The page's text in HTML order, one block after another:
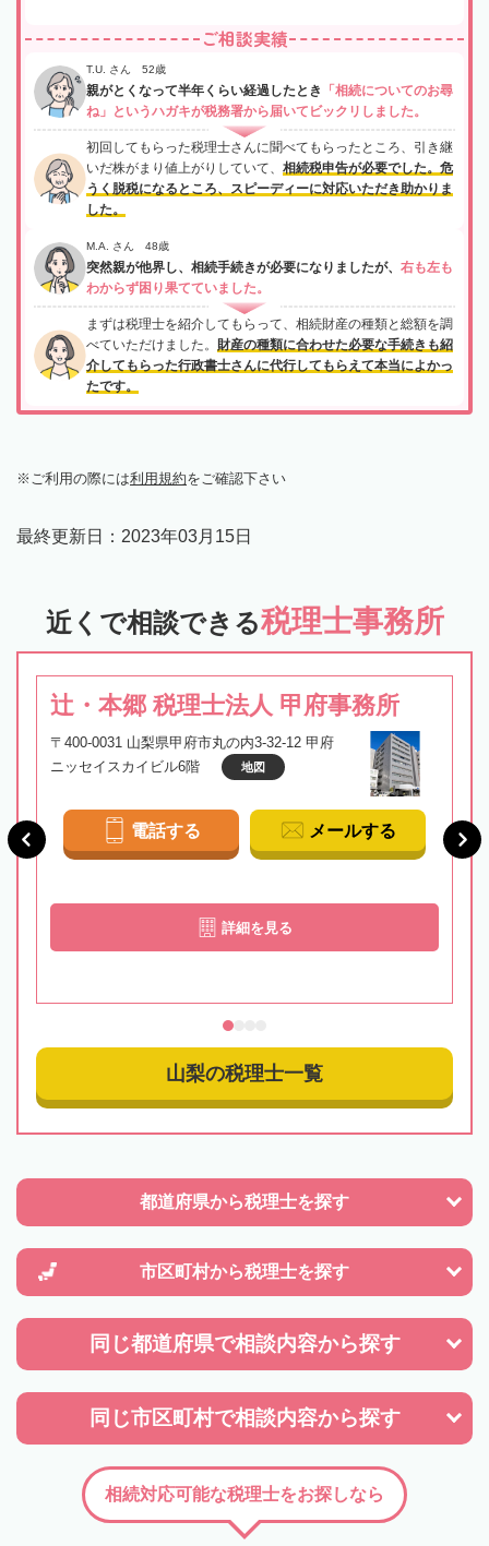
ご相談実績
T.U. さん 52歳
親がとくなって半年くらい経過したとき
「相続についてのお尋
ね」というハガキが税務署から届いてビックリしました。
初回してもらった税理士さんに聞べてもらったところ、引き継
いだ株がまり値上がりしていて、 相続税申告が必要でした。危
うく脱税になるところ、スピーディーに対応いただき助かりま
した。
M.A. さん 48歳
突然親が他界し、相続手続きが必要になりましたが、 右も左も
わからず困り果てていました。
まずは税理士を紹介してもらって、相続財産の種類と総額を調
べていただけました。 財産の種類に合わせた必要な手続きも紹
介してもらった行政書士さんに代行してもらえて本当によかっ
たです。
ご利用の際には利用規約をご確認下さい
最終更新日： 2023年03月15日
近くで相談できる税理士事務所
辻・本郷 税理士法人 甲府事務所
〒400-0031 山梨県甲府市丸の内3-32-12 甲府
ニッセイスカイビル6階
地図
電話する メールする
詳細を見る
山梨の税理士一覧
都道府県から税理士を探す
市区町村から税理士を探す
同じ都道府県で相談内容から探す
同じ市区町村で相談内容から探す
相続対応可能な税理士をお探しなら